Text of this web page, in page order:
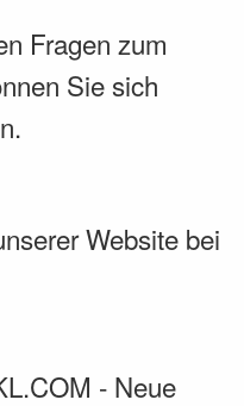
Fragen zum
Sie sich
Website bei
- Neue